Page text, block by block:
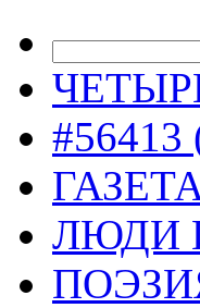
#56413
ЛЮДИ